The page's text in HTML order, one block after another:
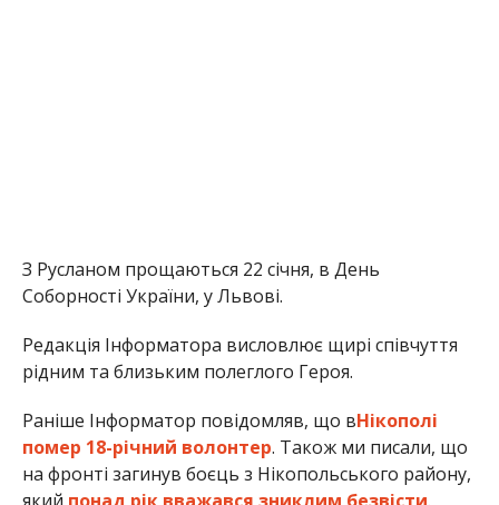
МІТКИ: НОВОСТИ НИКОПОЛЯ